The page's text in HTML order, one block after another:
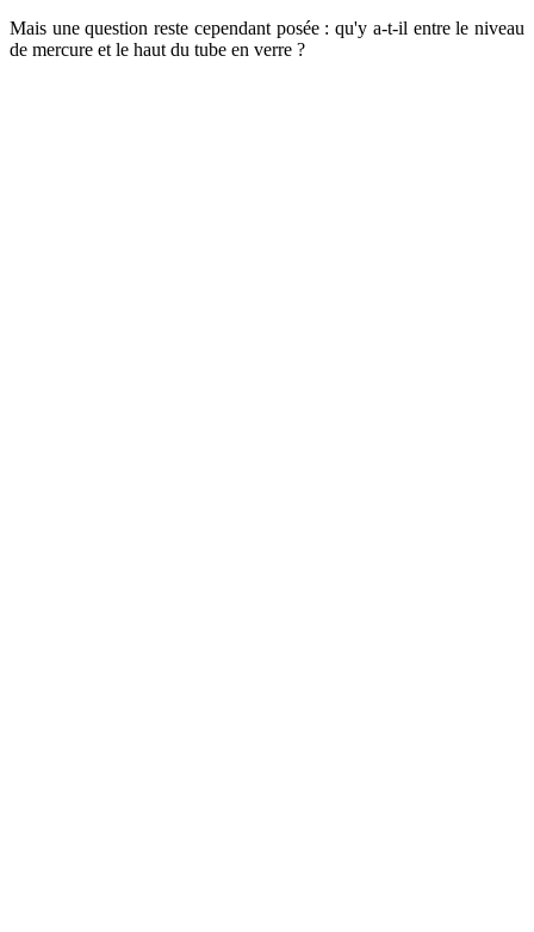
Mais une question reste cependant posée : qu'y a-t-il entre le niveau
de mercure et le haut du tube en verre ?